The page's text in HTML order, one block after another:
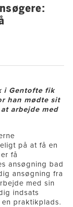
i Gentofte fik
han mødte sit
arbejde med
på at få en
få
ansøgning bad
ansøgning fra
med sin
indsats
praktikplads.